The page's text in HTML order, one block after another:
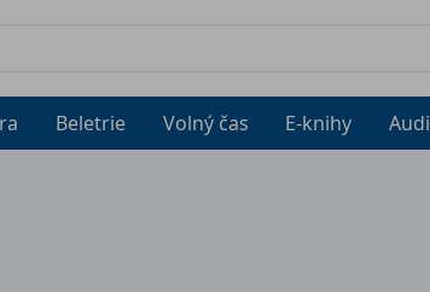
Beletrie Volný čas E-knihy